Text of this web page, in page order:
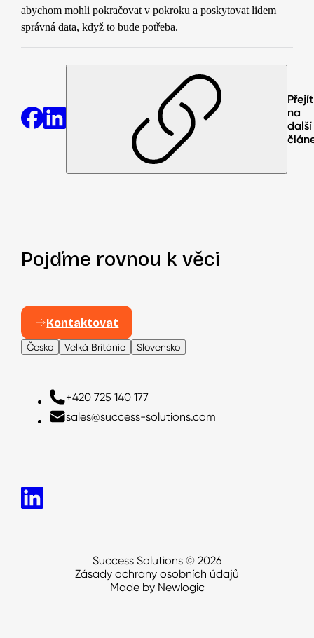
abychom mohli pokračovat v pokroku a poskytovat lidem
správná data, když to bude potřeba.
Přejít
na
další
Pojďme rovnou k věci
Kontaktovat
Česko Velká Británie Slovensko
+420 725 140 177
sales@success-solutions.com
+420 725 140 177
sales@success-solutions.com
+420 725 140 177
sales@success-solutions.com
Success Solutions © 2026
Zásady ochrany osobních údajů
Made by Newlogic